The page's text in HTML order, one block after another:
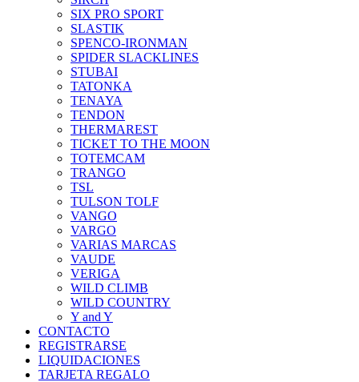
SIX PRO SPORT
SLASTIK
SPENCO-IRONMAN
SPIDER SLACKLINES
STUBAI
TATONKA
TENAYA
TENDON
THERMAREST
TICKET TO THE MOON
TOTEMCAM
TRANGO
TSL
TULSON TOLF
VANGO
VARGO
VARIAS MARCAS
VAUDE
VERIGA
WILD CLIMB
WILD COUNTRY
Y and Y
CONTACTO
REGISTRARSE
LIQUIDACIONES
TARJETA REGALO